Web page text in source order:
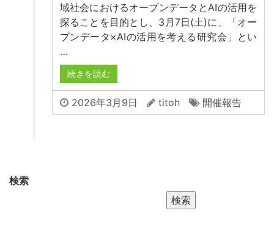
域社会におけるオープンデータとAIの活用を
探ることを目的とし、3月7日(土)に、「オー
プンデータ×AIの活用を考える研究会」とい
…
続きを読む
2026年3月9日 titoh 開催報告
検索
検索